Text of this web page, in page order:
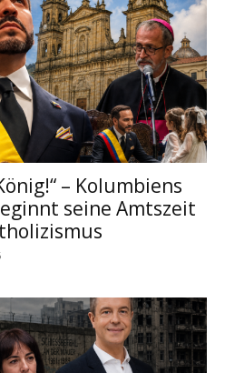
– Kolumbiens
seine Amtszeit